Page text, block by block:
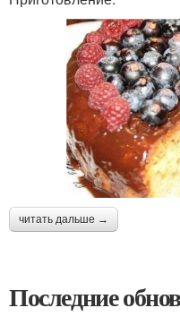
читать дальше →
Последние